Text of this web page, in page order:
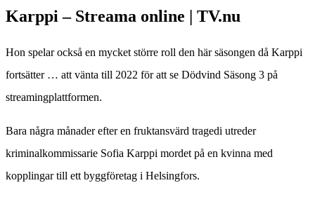
Karppi – Streama online | TV.nu
Hon spelar också en mycket större roll den här säsongen då Karppi
fortsätter … att vänta till 2022 för att se Dödvind Säsong 3 på
streamingplattformen.
Bara några månader efter en fruktansvärd tragedi utreder
kriminalkommissarie Sofia Karppi mordet på en kvinna med
kopplingar till ett byggföretag i Helsingfors.